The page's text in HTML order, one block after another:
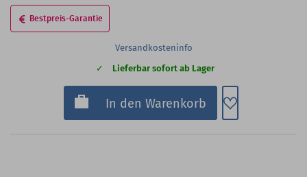
Bestpreis-Garantie
Versandkosteninfo
Lieferbar sofort ab Lager
In den Warenkorb Zum